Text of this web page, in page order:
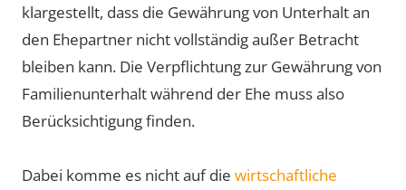
klargestellt, dass die Gewährung von Unterhalt an
den Ehepartner nicht vollständig außer Betracht
bleiben kann. Die Verpflichtung zur Gewährung von
Familienunterhalt während der Ehe muss also
Berücksichtigung finden.
Dabei komme es nicht auf die wirtschaftliche